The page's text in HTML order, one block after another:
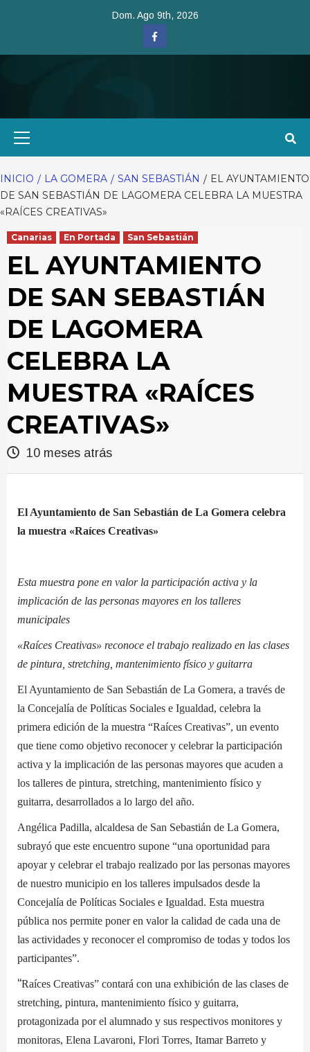
Dom. Ago 9th, 2026
Facebook
INICIO LA GOMERA SAN SEBASTIÁN
EL AYUNTAMIENTO
DE SAN SEBASTIÁN DE LAGOMERA CELEBRA LA MUESTRA
«RAÍCES CREATIVAS»
Canarias En Portada San Sebastián
EL AYUNTAMIENTO
DE SAN SEBASTIÁN
DE LAGOMERA
CELEBRA LA
MUESTRA «RAÍCES
CREATIVAS»
10 meses atrás
El Ayuntamiento de San Sebastián de La Gomera celebra
la muestra «Raíces Creativas»
Esta muestra pone en valor la participación activa y la
implicación de las personas mayores en los talleres
municipales
«Raíces Creativas» reconoce el trabajo realizado en las clases
de pintura, stretching, mantenimiento físico y guitarra
El Ayuntamiento de San Sebastián de La Gomera, a través de
la Concejalía de Políticas Sociales e Igualdad, celebra la
primera edición de la muestra “Raíces Creativas”, un evento
que tiene como objetivo reconocer y celebrar la participación
activa y la implicación de las personas mayores que acuden a
los talleres de pintura, stretching, mantenimiento físico y
guitarra, desarrollados a lo largo del año.
Angélica Padilla, alcaldesa de San Sebastián de La Gomera,
subrayó que este encuentro supone “una oportunidad para
apoyar y celebrar el trabajo realizado por las personas mayores
de nuestro municipio en los talleres impulsados desde la
Concejalía de Políticas Sociales e Igualdad. Esta muestra
pública nos permite poner en valor la calidad de cada una de
las actividades y reconocer el compromiso de todas y todos los
participantes”.
“Raíces Creativas” contará con una exhibición de las clases de
stretching, pintura, mantenimiento físico y guitarra,
protagonizada por el alumnado y sus respectivos monitores y
monitoras, Elena Lavaroni, Flori Torres, Itamar Barreto y